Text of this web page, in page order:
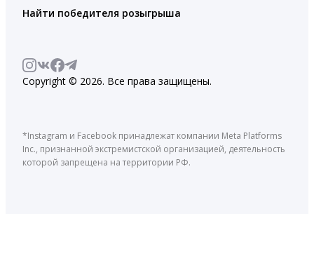
Найти победителя розыгрыша
Copyright © 2026. Все права защищены.
*Instagram и Facebook принадлежат компании Meta Platforms
Inc., признанной экстремистской организацией, деятельность
которой запрещена на территории РФ.